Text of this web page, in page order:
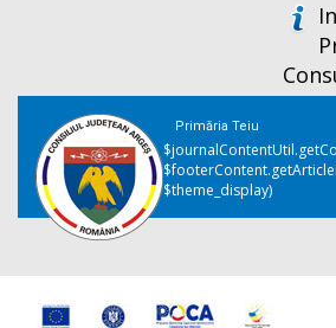
Primăria Teiu
$theme_display)